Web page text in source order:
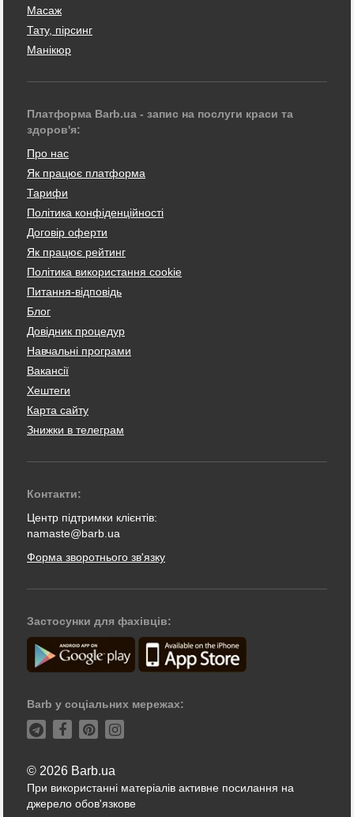
Масаж
Тату, пірсинг
Манікюр
Платформа Barb.ua - запис на послуги краси та
здоров'я:
Про нас
Як працює платформа
Тарифи
Політика конфіденційності
Договір оферти
Як працює рейтинг
Політика використання cookie
Питання-відповідь
Блог
Довідник процедур
Навчальні програми
Вакансії
Хештеги
Карта сайту
Знижки в телеграм
Контакти:
Центр підтримки клієнтів:
namaste@barb.ua
Форма зворотнього зв'язку
Застосунки для фахівців:
Barb у соціальних мережах:
© 2026 Barb.ua
При використанні матеріалів активне посилання на
джерело обов'язкове